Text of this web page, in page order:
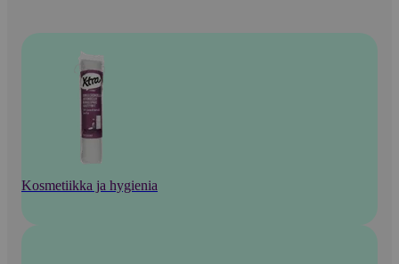
Kosmetiikka ja hygienia